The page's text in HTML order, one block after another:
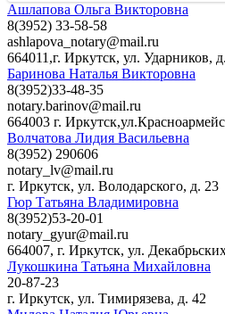
Ашлапова Ольга Викторовна
8(3952) 33-58-58
ashlapova_notary@mail.ru
664011,г. Иркутск, ул. Ударников,
Баринова Наталья Викторовна
8(3952)33-48-35
notary.barinov@mail.ru
664003 г.
Волчатова Лидия Васильевна
8(3952) 290606
notary_lv@mail.ru
г. Иркутск, ул. Володарского, д. 23
Гюр Татьяна Владимировна
8(3952)53-20-01
notary_gyur@mail.ru
664007, г. Иркутск, ул.
Лукошкина Татьяна Михайловна
20-87-23
г. Иркутск, ул. Тимирязева, д. 42